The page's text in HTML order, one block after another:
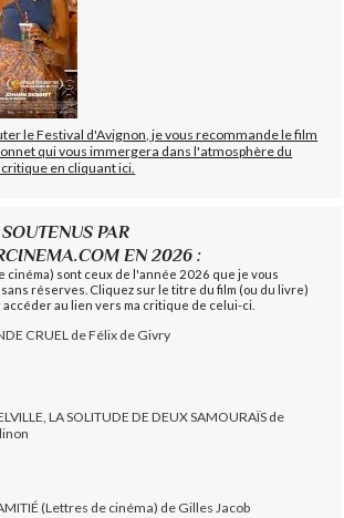
le Festival d'Avignon, je vous recommande le film
qui vous immergera dans l'atmosphère du
en cliquant ici.
PAR
EN 2026 :
cinéma) sont ceux de l'année 2026 que je vous
réserves. Cliquez sur le titre du film (ou du livre)
au lien vers ma critique de celui-ci.
CRUEL de Félix de Givry
LA SOLITUDE DE DEUX SAMOURAÏS de
(Lettres de cinéma) de Gilles Jacob